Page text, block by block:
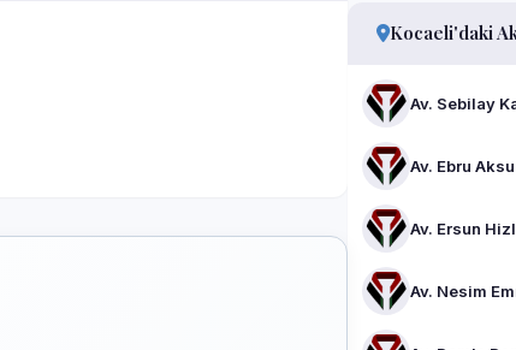
Kocaeli'daki
Av. Sebilay
Av. Ebru Aksu
Av. Ersun
Av. Nesim